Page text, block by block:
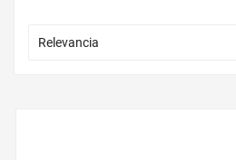
Relevancia